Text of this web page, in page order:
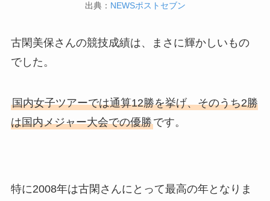
出典： NEWSポストセブン
古閑美保さんの競技成績は、まさに輝かしいもの
でした。
国内女子ツアーでは通算12勝を挙げ、そのうち2勝
は国内メジャー大会での優勝です。
特に2008年は古閑さんにとって最高の年となりま